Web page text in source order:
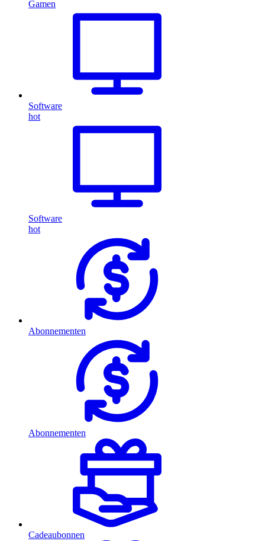
Gamen
Software
hot
Software
hot
Abonnementen
Abonnementen
Cadeaubonnen